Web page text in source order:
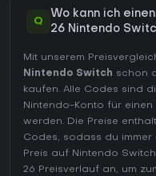
Q
Wo kann ich
26 Nintendo
Mit unserem
Nintendo Switch schon
kaufen. Alle Codes sind
Nintendo-Konto für
werden. Die Preise
Codes, sodass du immer
Preis auf Nintendo Switch
26 Preisverlauf an, um